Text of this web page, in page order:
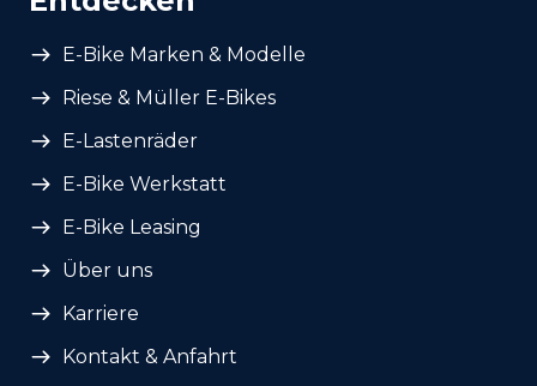
E-Bike Marken & Modelle
Riese & Müller E-Bikes
E-Lastenräder
E-Bike Werkstatt
E-Bike Leasing
Über uns
Karriere
Kontakt & Anfahrt